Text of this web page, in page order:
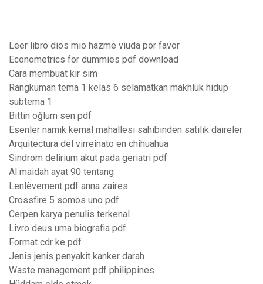
Leer libro dios mio hazme viuda por favor
Econometrics for dummies pdf download
Cara membuat kir sim
Rangkuman tema 1 kelas 6 selamatkan makhluk hidup
subtema 1
Bittin oğlum sen pdf
Esenler namık kemal mahallesi sahibinden satılık daireler
Arquitectura del virreinato en chihuahua
Sindrom delirium akut pada geriatri pdf
Al maidah ayat 90 tentang
Lenlèvement pdf anna zaires
Crossfire 5 somos uno pdf
Cerpen karya penulis terkenal
Livro deus uma biografia pdf
Format cdr ke pdf
Jenis jenis penyakit kanker darah
Waste management pdf philippines